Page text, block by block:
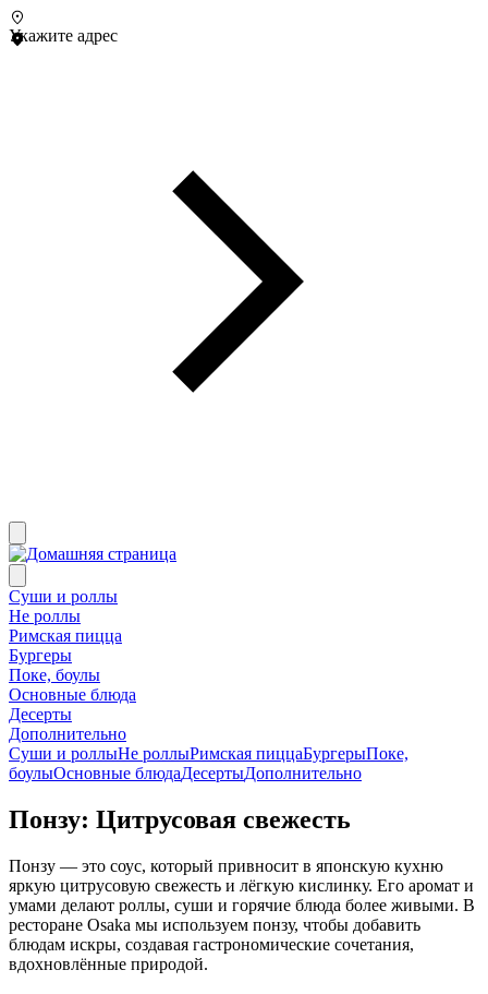
Укажите адрес
Суши и роллы
Не роллы
Римская пицца
Бургеры
Поке, боулы
Основные блюда
Десерты
Дополнительно
Суши и роллыНе роллыРимская пиццаБургерыПоке,
боулыОсновные блюдаДесертыДополнительно
Понзу: Цитрусовая свежесть
Понзу — это соус, который привносит в японскую кухню
яркую цитрусовую свежесть и лёгкую кислинку. Его аромат и
умами делают роллы, суши и горячие блюда более живыми. В
ресторане Osaka мы используем понзу, чтобы добавить
блюдам искры, создавая гастрономические сочетания,
вдохновлённые природой.